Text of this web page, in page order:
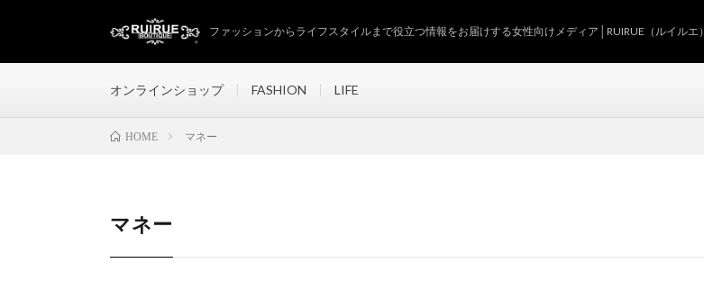
ファッションからライフスタイルまで役立つ情報をお届けする女性向けメディア│RUIRUE（ルイルエ）
オンラインショップ FASHION LIFE
HOME マネー
マネー